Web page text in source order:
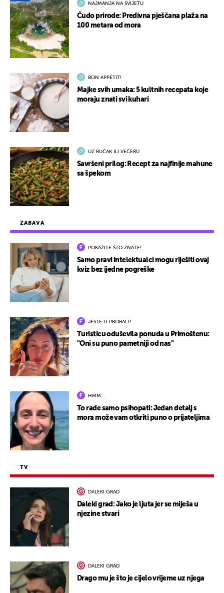
ZABAVA
POKAŽITE ŠTO ZNATE!
Samo pravi intelektualci mogu riješiti ovaj
kviz bez ijedne pogreške
JESTE LI PROBALI?
Turisticu oduševila ponuda u Primoštenu:
"Oni su puno pametniji od nas"
HMM…
To rade samo psihopati: Jedan detalj s
mora može vam otkriti puno o prijateljima
TV
DALEKI GRAD
Daleki grad: Jako je ljuta jer se miješa u
njezine stvari
DALEKI GRAD
Drago mu je što je cijelo vrijeme uz njega
NAJMANJA NA SVIJETU
Čudo prirode: Predivna pješčana plaža na
100 metara od mora
BON APPETIT!
Majke svih umaka: 5 kultnih recepata koje
moraju znati svi kuhari
UZ RUČAK ILI VEČERU
Savršeni prilog: Recept za najfinije mahune
sa špekom